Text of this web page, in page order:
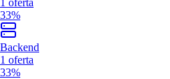
1 oferta
33%
Backend
1 oferta
33%